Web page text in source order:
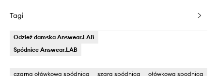
Tagi
Odzież damska Answear.LAB
Spódnice Answear.LAB
czarna ołówkowa spódnica szara spódnica ołówkowa spodnica